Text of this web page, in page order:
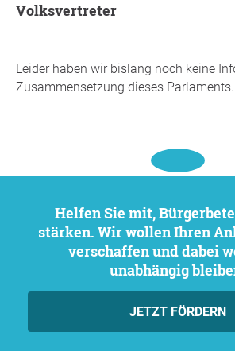
Volksvertreter
Leider haben wir bislang noch keine
Zusammensetzung dieses Parlaments.
Helfen Sie mit, Bürgerbeteiligung zu
stärken. Wir wollen Ihren
verschaffen und dabei
unabhängig
JETZT FÖRDERN